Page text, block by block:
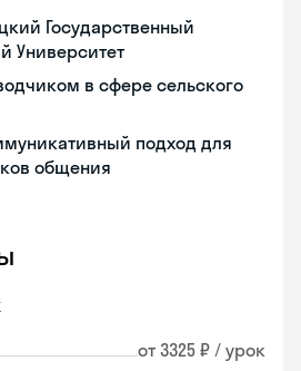
Государственный
Университет
в сфере сельского
подход для
общения
от 3325 ₽ / урок